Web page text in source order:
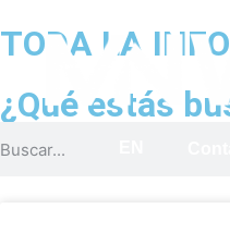
TODA LA
¿Qué estás